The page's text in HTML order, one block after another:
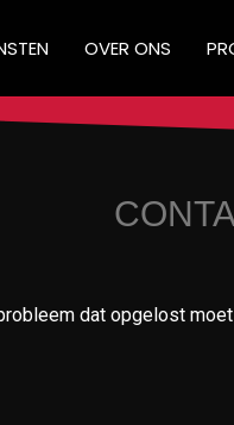
OVER ONS
dat opgelost